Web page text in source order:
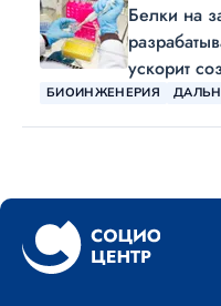
Белки на
ускорит
БИОИНЖЕНЕРИЯ